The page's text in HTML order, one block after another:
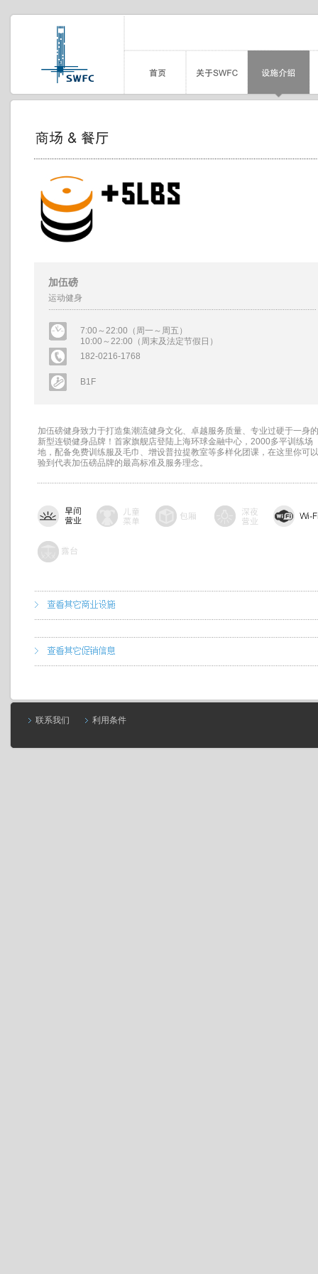
加伍磅
运动健身
7:00～22:00（周一～周五）
10:00～22:00（周末及法定节假日）
182-0216-1768
B1F
加伍磅健身致力于打造集潮流健身文化、卓越服务质量、专业过硬于一身
新型连锁健身品牌！首家旗舰店登陆上海环球金融中心，2000多平训练场
地，配备免费训练服及毛巾、增设普拉提教室等多样化团课，在这里你可
验到代表加伍磅品牌的最高标准及服务理念。
联系我们 利用条件